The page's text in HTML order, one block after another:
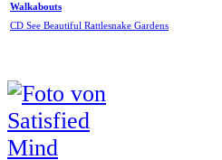
Walkabouts
CD See Beautiful Rattlesnake Gardens